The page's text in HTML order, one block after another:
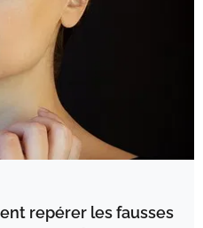
repérer les fausses